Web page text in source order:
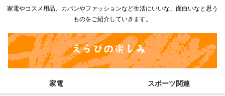
家電やコスメ用品、カバンやファッションなど生活にいいな、面白いなと思う
ものをご紹介していきます。
家電 スポーツ関連